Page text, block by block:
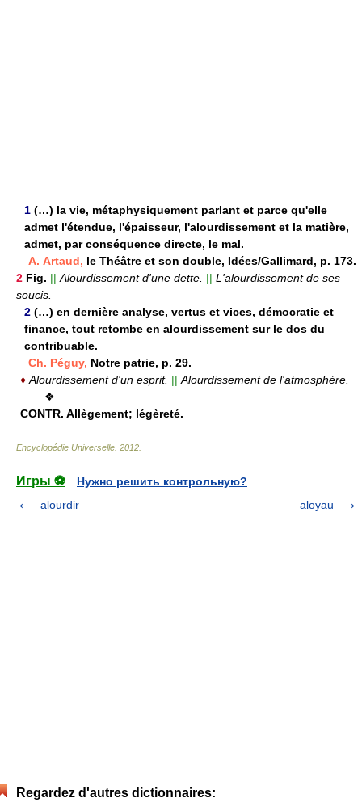
1 (…) la vie, métaphysiquement parlant et parce qu'elle
admet l'étendue, l'épaisseur, l'alourdissement et la matière,
admet, par conséquence directe, le mal.
A. Artaud, le Théâtre et son double, Idées/Gallimard, p. 173.
2 Fig. || Alourdissement d'une dette. || L'alourdissement de ses
soucis.
2 (…) en dernière analyse, vertus et vices, démocratie et
finance, tout retombe en alourdissement sur le dos du
contribuable.
Ch. Péguy, Notre patrie, p. 29.
♦ Alourdissement d'un esprit. || Alourdissement de l'atmosphère.
❖
CONTR. Allègement; légèreté.
Encyclopédie Universelle 2012
Игры ⚽
Нужно решить контрольную?
alourdir
aloyau
Regardez d'autres dictionnaires: